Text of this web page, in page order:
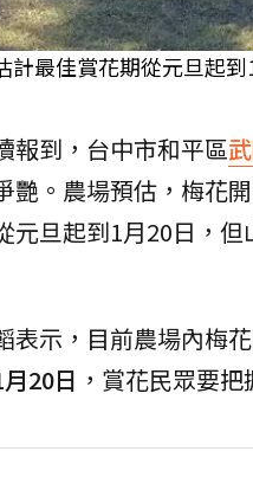
最佳賞花期從元旦起
報到，台中市和平區
艷。農場預估，梅花
元旦起到1月20日，
表示，目前農場內梅
20日 ，賞花民眾要